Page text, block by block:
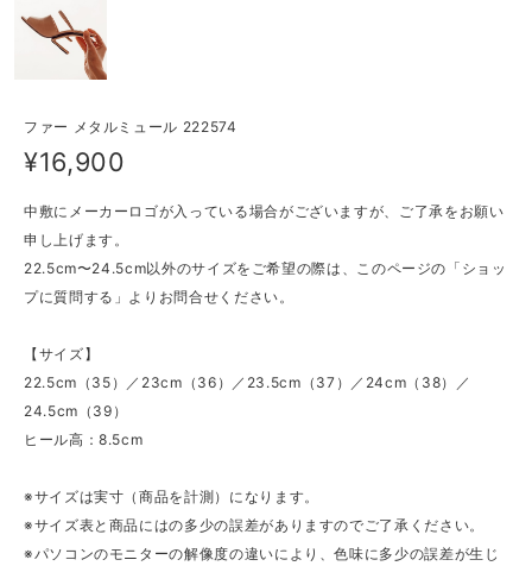
ファー メタルミュール 222574
¥16,900
中敷にメーカーロゴが入っている場合がございますが、ご了承をお願い
申し上げます。
22.5cm〜24.5cm以外のサイズをご希望の際は、このページの「ショッ
プに質問する」よりお問合せください。
【サイズ】
22.5cm（35）／23cm（36）／23.5cm（37）／24cm（38）／
24.5cm（39）
ヒール高：8.5cm
※サイズは実寸（商品を計測）になります。
※サイズ表と商品にはの多少の誤差がありますのでご了承ください。
※パソコンのモニターの解像度の違いにより、色味に多少の誤差が生じ